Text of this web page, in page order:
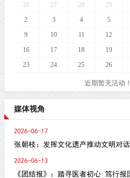
26 27 28 29
2 3 4 5
9 10 11 12
16 17 18 19
23 24 25 26
近期暂无活动！
媒体视角
2026-06-17
张朝枝：发挥文化遗产推动文明对
2026-06-13
《团结报》：踏寻医者初心 笃行报